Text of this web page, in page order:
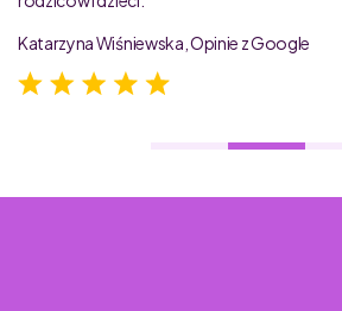
Katarzyna Wiśniewska, Opinie z Google